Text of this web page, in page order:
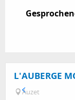
L'AUBERGE
Auzet